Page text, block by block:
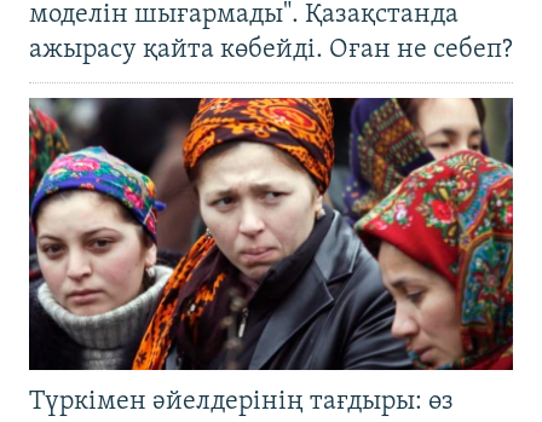
моделін шығармады". Қазақстанда
ажырасу қайта көбейді. Оған не себеп?
Түркімен әйелдерінің тағдыры: өз